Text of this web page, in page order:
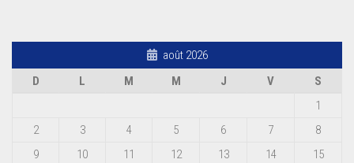
août 2026
D
L M M J V
S
1
2
3 4 5 6 7
8
9
10 11 12 13 14
15